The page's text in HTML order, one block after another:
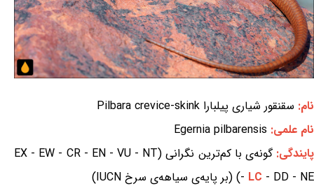
نام: سقنقور شیاری پیلبارا Pilbara crevice-skink
نام علمی: Egernia pilbarensis
پایندگی:
گونه‌ی با کم‌ترین نگرانی (EX - EW - CR - EN - VU - NT
- LC - DD - NE) (بر پایه‌ی سیاهه‌ی سرخ IUCN)